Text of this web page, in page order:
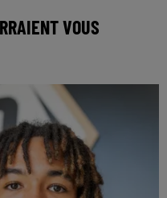
VOUS